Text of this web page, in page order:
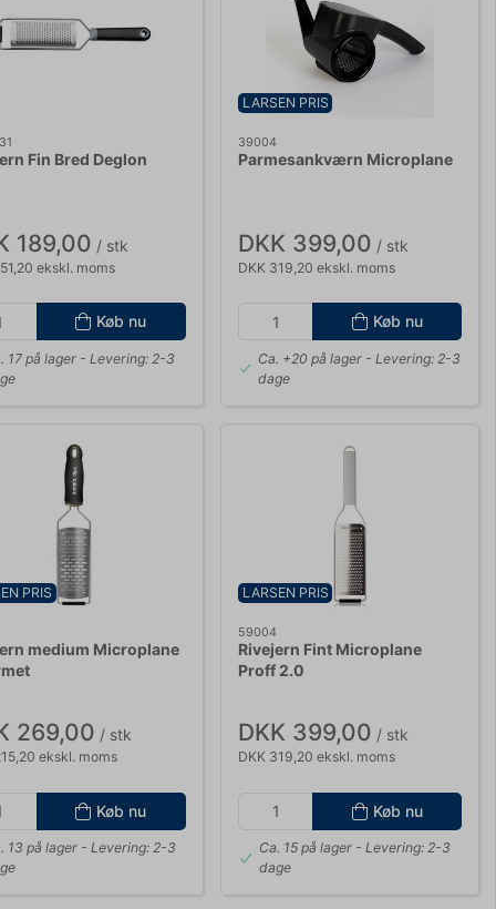
Fin Bred Deglon
189,00 / stk
ekskl. moms
Køb nu
17 på lager- Levering: 2-3
LARSEN PRIS
39004
Parmesankværn Microplane
DKK 399,00 / stk
DKK 319,20 ekskl. moms
Køb nu
Ca. +20 på lager - Levering: 2-3
dage
PRIS
medium Microplane
269,00 / stk
ekskl. moms
Køb nu
13 på lager- Levering: 2-3
LARSEN PRIS
59004
Rivejern Fint Microplane
Proff 2.0
DKK 399,00 / stk
DKK 319,20 ekskl. moms
Køb nu
Ca. 15 på lager - Levering: 2-3
dage